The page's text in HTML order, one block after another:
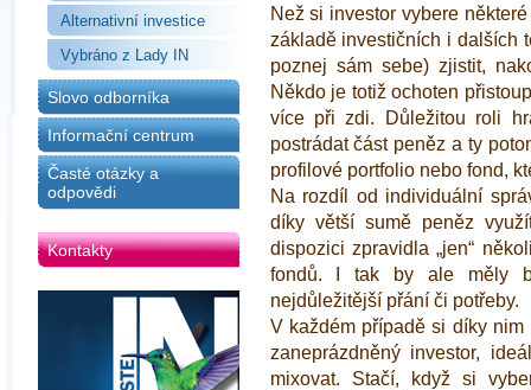
Než si investor vybere
základě investičních i dalších
poznej sám sebe) zjistit,
Někdo je totiž ochoten
více při zdi. Důležitou roli
postrádat část peněz a ty
profilové portfolio nebo fond,
Na rozdíl od individuální
díky větší sumě peněz
dispozici zpravidla „jen“
fondů. I tak by ale měly
nejdůležitější přání či potřeby.
V každém případě si díky
zaneprázdněný investor,
mixovat. Stačí, když si
Alternativní investice
Vybráno z Lady IN
Slovo odborníka
Informační centrum
Časté otázky a
odpovědi
Kontakty